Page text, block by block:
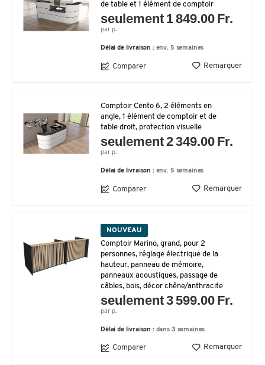
de table et 1 élément de comptoir
seulement 1 849.00 Fr.
par p.
Délai de livraison : env. 5 semaines
Comparer Remarquer
Comptoir Cento 6, 2 éléments en
angle, 1 élément de comptoir et de
table droit, protection visuelle
seulement 2 349.00 Fr.
par p.
Délai de livraison : env. 5 semaines
Comparer Remarquer
NOUVEAU
Comptoir Marino, grand, pour 2
personnes, réglage électrique de la
hauteur, panneau de mémoire,
panneaux acoustiques, passage de
câbles, bois, décor chêne/anthracite
seulement 3 599.00 Fr.
par p.
Délai de livraison : dans 3 semaines
Comparer Remarquer